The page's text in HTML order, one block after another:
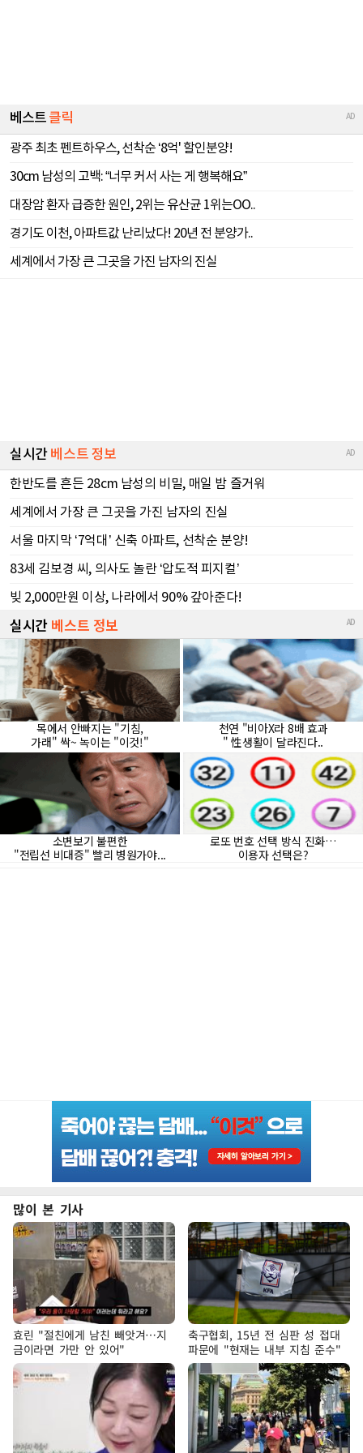
많이 본 기사
효린 "절친에게 남친 빼앗겨…지
금이라면 가만 안 있어"
축구협회, 15년 전 심판 성 접대
파문에 "현재는 내부 지침 준수"